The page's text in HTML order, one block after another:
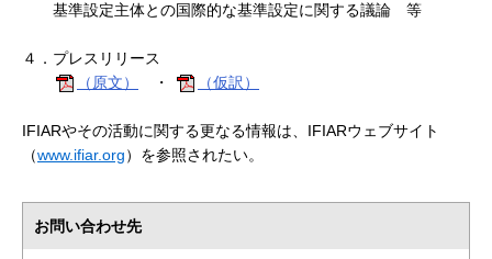
基準設定主体との国際的な基準設定に関する議論 等
４．プレスリリース
（原文）
・ （仮訳）
IFIARやその活動に関する更なる情報は、IFIARウェブサイト
（www.ifiar.org）を参照されたい。
お問い合わせ先